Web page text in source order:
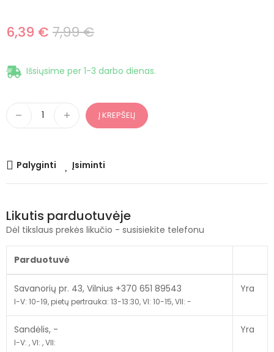
6,39 € 7,99 €
Išsiųsime per 1-3 darbo dienas.
Į KREPŠELĮ
Palyginti Įsiminti
Likutis parduotuvėje
Dėl tikslaus prekės likučio - susisiekite telefonu
Parduotuvė
Savanorių pr. 43, Vilnius +370 651 89543
I-V: 10-19, pietų pertrauka: 13-13:30, VI: 10-15, VII: -
Yra
Sandėlis, -
I-V: , VI: , VII:
Yra